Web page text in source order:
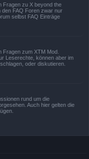
Fragen zu X beyond the
den FAQ Foren zwar nur
selbst FAQ Einträge
Fragen zum XTM Mod.
Leserechte, können aber im
oder diskutieren.
rund um die
Auch hier gelten die